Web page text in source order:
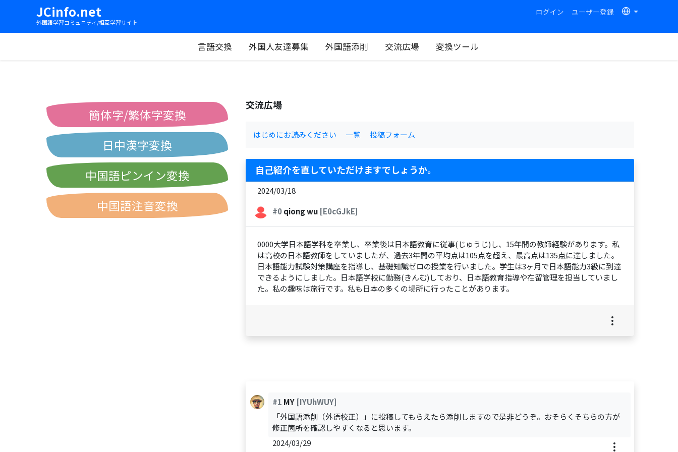
JCinfo.net
外国語学習コミュニティ/相互学習サイト
ログイン ユーザー登録
言語交換 外国人友達募集 外国語添削 交流広場 変換ツール
交流広場
はじめにお読みください 一覧 投稿フォーム
自己紹介を直していただけますでしょうか。
2024/03/18
#0qiong wu [E0cGJkE]
0000大学日本語学科を卒業し、卒業後は日本語教育に従事(じゅうじ)し、15年間の教師経験があります。私
は高校の日本語教師をしていましたが、過去3年間の平均点は105点を超え、最高点は135点に達しました。
日本語能力試験対策講座を指導し、基礎知識ゼロの授業を行いました。学生は3ヶ月で日本語能力3級に到達
できるようにしました。日本語学校に勤務(きんむ)しており、日本語教育指導や在留管理を担当していまし
た。私の趣味は旅行です。私も日本の多くの場所に行ったことがあります。
#1 MY [IYUhWUY]
「外国語添削（外语校正）」に投稿してもらえたら添削しますので是非どうぞ。おそらくそちらの方が
修正箇所を確認しやすくなると思います。
2024/03/29
簡体字/繁体字変換
日中漢字変換
中国語ピンイン変換
中国語注音変換